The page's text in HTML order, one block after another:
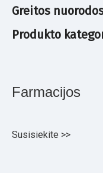
Greitos
Produkto
Farmacijos
Susisiekite >>